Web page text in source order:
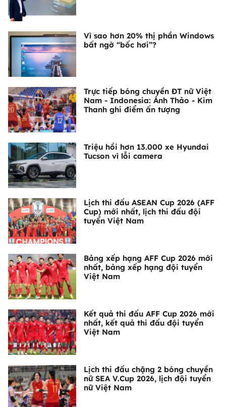
Vì sao hơn 20% thị phần Windows
bất ngờ “bốc hơi”?
Trực tiếp bóng chuyền ĐT nữ Việt
Nam - Indonesia: Ánh Thảo - Kim
Thanh ghi điểm ấn tượng
Triệu hồi hơn 13.000 xe Hyundai
Tucson vì lỗi camera
Lịch thi đấu ASEAN Cup 2026 (AFF
Cup) mới nhất, lịch thi đấu đội
tuyển Việt Nam
Bảng xếp hạng AFF Cup 2026 mới
nhất, bảng xếp hạng đội tuyển
Việt Nam
Kết quả thi đấu AFF Cup 2026 mới
nhất, kết quả thi đấu đội tuyển
Việt Nam
Lịch thi đấu chặng 2 bóng chuyền
nữ SEA V.Cup 2026, lịch đội tuyển
nữ Việt Nam